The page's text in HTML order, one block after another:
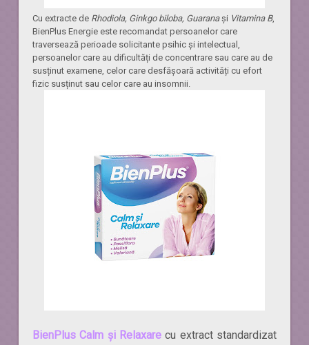
Cu extracte de Rhodiola, Ginkgo biloba, Guaranași Vitamina B,
BienPlus Energie este recomandat persoanelor care
traversează perioade solicitante psihic și intelectual,
persoanelor care au dificultăți de concentrare sau care au de
susținut examene, celor care desfășoară activități cu efort
fizic susținut sau celor care au insomnii.
BienPlus Calm și Relaxare cu extract standardizat